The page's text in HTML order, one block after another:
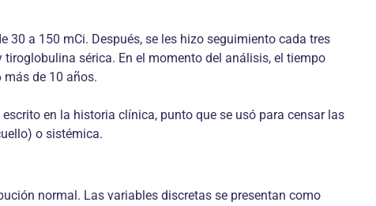
a 150 mCi. Después, se les hizo seguimiento cada tres
sérica. En el momento del análisis, el tiempo
más de 10 años.
en la historia clínica, punto que se usó para censar las
o sistémica.
normal. Las variables discretas se presentan como